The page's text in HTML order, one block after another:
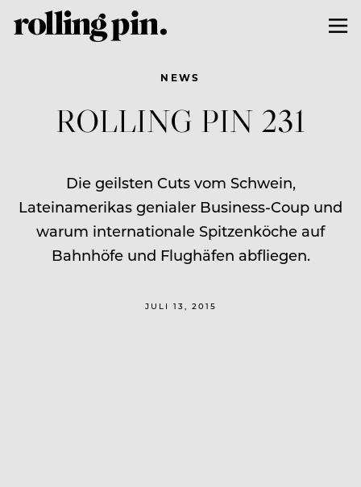
NEWS
ROLLING PIN 231
Die geilsten Cuts vom Schwein,
Lateinamerikas genialer Business-Coup und
warum internationale Spitzenköche auf
Bahnhöfe und Flughäfen abfliegen.
JULI 13, 2015